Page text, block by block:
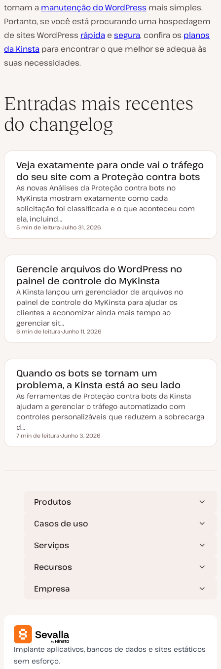
tornam a manutenção do WordPress mais simples.
Portanto, se você está procurando uma hospedagem
de sites WordPress rápida e segura, confira os planos
da Kinsta para encontrar o que melhor se adequa às
suas necessidades.
Entradas mais recentes
do changelog
Veja exatamente para onde vai o tráfego
do seu site com a Proteção contra bots
As novas Análises da Proteção contra bots no
MyKinsta mostram exatamente como cada
solicitação foi classificada e o que aconteceu com
ela, incluind…
Tempo de leitura
5 min de leitura
a
a
e
a
u
a
i
z
a
ç
ã
Julho 31, 2026
Gerencie arquivos do WordPress no
painel de controle do MyKinsta
A Kinsta lançou um gerenciador de arquivos no
painel de controle do MyKinsta para ajudar os
clientes a economizar ainda mais tempo ao
gerenciar sit…
Tempo de leitura
6 min de leitura
a
a
e
a
t
u
a
i
z
a
ã
Junho 11, 2026
Quando os bots se tornam um
problema, a Kinsta está ao seu lado
As ferramentas de Proteção contra bots da Kinsta
ajudam a gerenciar o tráfego automatizado com
controles personalizáveis que reduzem a sobrecarga
d…
Tempo de leitura
7 min de leitura
a
a
l
a
o
Junho 3, 2026
Produtos
Casos de uso
Serviços
Recursos
Empresa
Implante aplicativos, bancos de dados e sites estáticos
sem esforço.